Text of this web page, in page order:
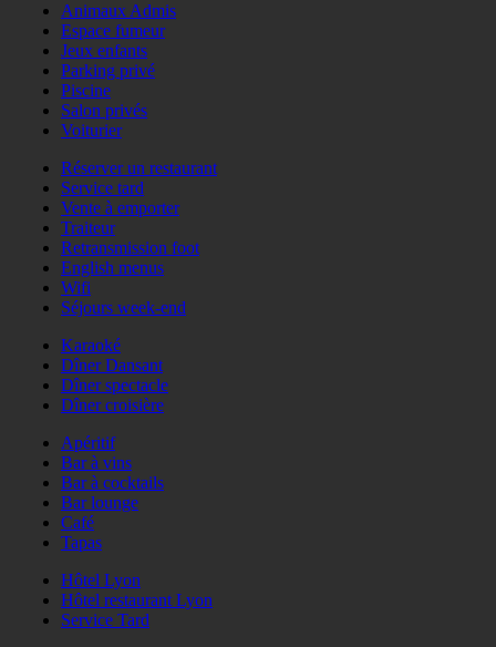
Animaux Admis
Espace fumeur
Jeux enfants
Parking privé
Piscine
Salon privés
Voiturier
Réserver un restaurant
Service tard
Vente à emporter
Traiteur
Retransmission foot
English menus
Wifi
Séjours week-end
Karaoké
Dîner Dansant
Dîner spectacle
Dîner croisière
Apéritif
Bar à vins
Bar à cocktails
Bar lounge
Café
Tapas
Hôtel Lyon
Hôtel restaurant Lyon
Service Tard